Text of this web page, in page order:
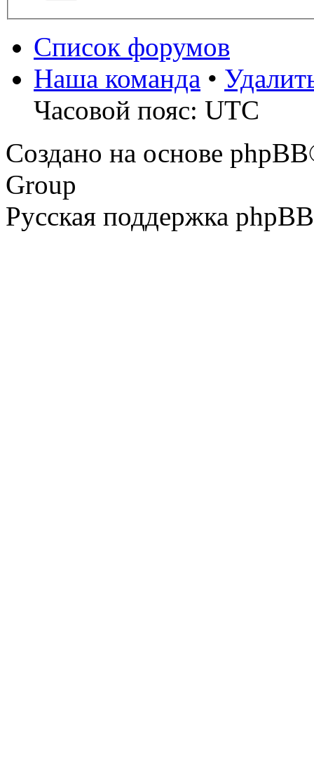
Список форумов
Наша команда •
Часовой пояс: UTC
Создано на основе
Group
Русская поддержка phpBB